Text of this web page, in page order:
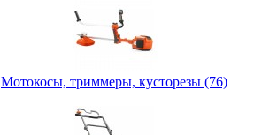
Мотокосы, триммеры, кусторезы (76)